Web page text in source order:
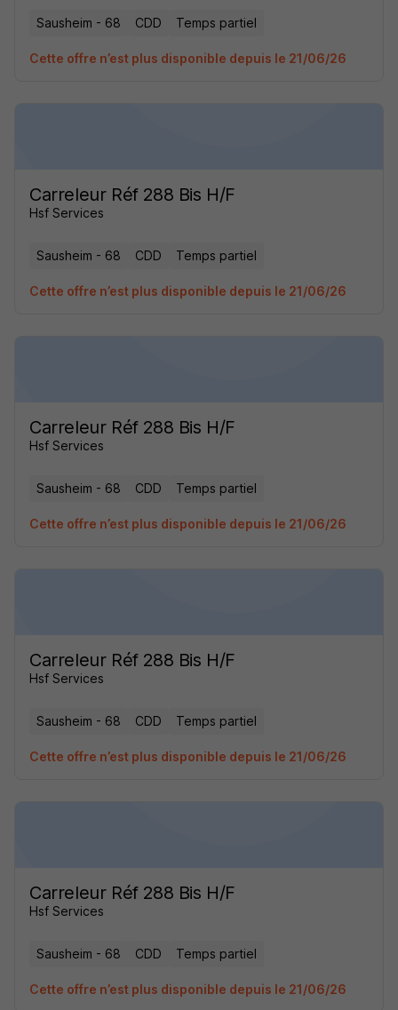
Sausheim - 68 CDD Temps partiel
Cette offre n’est plus disponible depuis le 21/06/26
Carreleur Réf 288 Bis H/F
Hsf Services
Sausheim - 68 CDD Temps partiel
Cette offre n’est plus disponible depuis le 21/06/26
Carreleur Réf 288 Bis H/F
Hsf Services
Sausheim - 68 CDD Temps partiel
Cette offre n’est plus disponible depuis le 21/06/26
Carreleur Réf 288 Bis H/F
Hsf Services
Sausheim - 68 CDD Temps partiel
Cette offre n’est plus disponible depuis le 21/06/26
Carreleur Réf 288 Bis H/F
Hsf Services
Sausheim - 68 CDD Temps partiel
Cette offre n’est plus disponible depuis le 21/06/26